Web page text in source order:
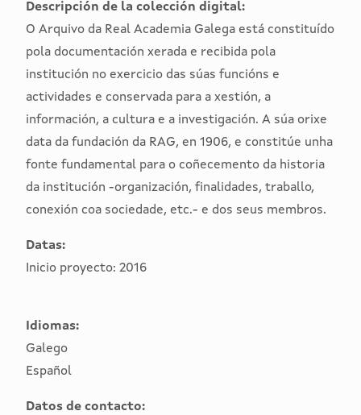
Descripción de la colección digital:
O Arquivo da Real Academia Galega está constituído
pola documentación xerada e recibida pola
institución no exercicio das súas funcións e
actividades e conservada para a xestión, a
información, a cultura e a investigación. A súa orixe
data da fundación da RAG, en 1906, e constitúe unha
fonte fundamental para o coñecemento da historia
da institución -organización, finalidades, traballo,
conexión coa sociedade, etc.- e dos seus membros.
Datas:
Inicio proyecto: 2016
Idiomas:
Galego
Español
Datos de contacto: